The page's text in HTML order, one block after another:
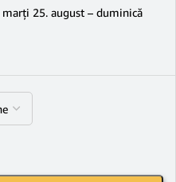
marți 25. august – duminică